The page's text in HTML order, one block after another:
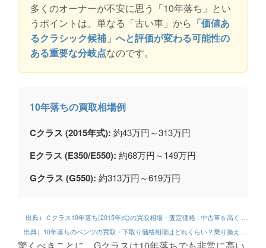
多くのオーナーが不安に思う「10年落ち」とい
うポイントは、単なる「古い車」から 「価値あ
るクラシック候補」へと評価が変わる可能性の
ある重要な分岐点なのです。
10年落ちの買取相場例
Cクラス (2015年式): 約43万円～313万円
Eクラス (E350/E550): 約68万円～149万円
Gクラス (G550): 約313万円～619万円
出典）Ｃクラス10年落ち(2015年式)の買取相場・査定価格 | 中古車を高く …
出典）10年落ちのベンツの買取・下取り価格相場はどれくらい？乗り換え …